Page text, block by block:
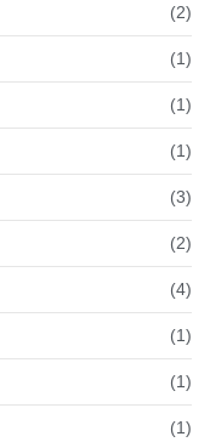
(2)
(1)
(1)
(1)
(3)
(2)
(4)
(1)
(1)
(1)